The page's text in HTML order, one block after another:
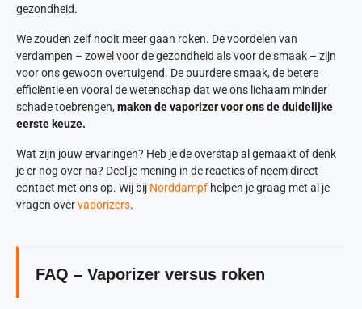
gezondheid.
We zouden zelf nooit meer gaan roken. De voordelen van
verdampen – zowel voor de gezondheid als voor de smaak – zijn
voor ons gewoon overtuigend. De puurdere smaak, de betere
efficiëntie en vooral de wetenschap dat we ons lichaam minder
schade toebrengen, maken de vaporizer voor ons de duidelijke
eerste keuze.
Wat zijn jouw ervaringen? Heb je de overstap al gemaakt of denk
je er nog over na? Deel je mening in de reacties of neem direct
contact met ons op. Wij bij Norddampf helpen je graag met al je
vragen overvaporizers.
FAQ – Vaporizer versus roken